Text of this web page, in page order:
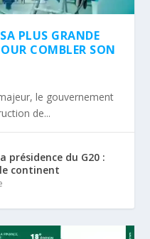
PLUS GRANDE
COMBLER SON
le gouvernement
de...
présidence du G20 :
continent